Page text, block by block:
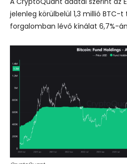
jelenleg körülbelül 1,3 millió BTC-
forgalomban lévő kínálat 6,7%-